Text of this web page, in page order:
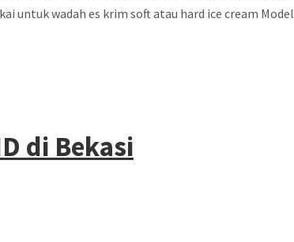
untuk wadah es krim soft atau hard ice cream
di Bekasi